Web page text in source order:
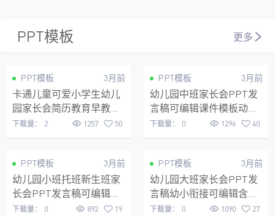
PPT模板 更多
免费
PPT模板 3月前
卡通儿童可爱小学生幼儿
园家长会简历教育早教学
PPT可编辑模板
下载量： 2 1257 50
VIP
PPT模板 3月前
幼儿园中班家长会PPT发
言稿可编辑课件模板动画
开学季班主任
下载量： 0 1296 40
VIP
PPT模板 3月前
幼儿园小班托班新生班家
长会PPT发言稿可编辑课
件模板开学季
下载量： 0 892 19
VIP
PPT模板 3月前
幼儿园大班家长会PPT发
言稿幼小衔接可编辑含动
画特效开学季班主任必备
下载量： 0 1090 27